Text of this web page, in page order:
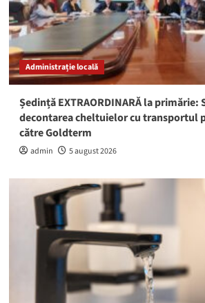
Administrație locală
Ședință EXTRAORDINARĂ la primărie:
decontarea cheltuielor cu transportul
către Goldterm
admin 5 august 2026